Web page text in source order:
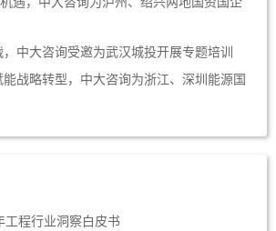
中大咨询受邀为武汉城投开展专题培训
战略转型，中大咨询为浙江、深圳能源国
工程行业洞察白皮书